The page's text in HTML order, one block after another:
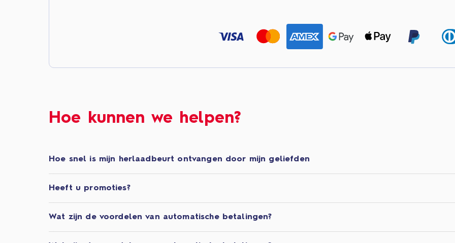
Hoe kunnen we helpen?
Hoe snel is mijn herlaadbeurt ontvangen door mijn geliefden
Heeft u promoties?
Wat zijn de voordelen van automatische betalingen?